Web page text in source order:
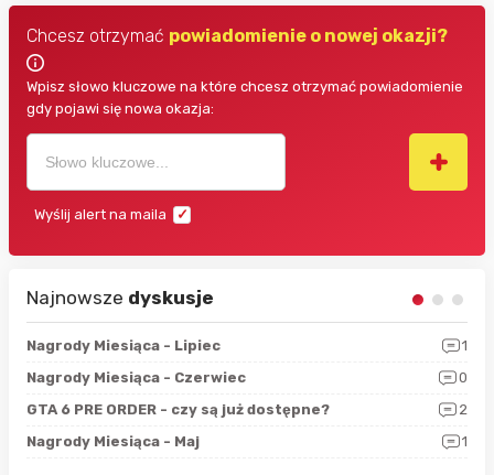
Chcesz otrzymać powiadomienie o nowej okazji?
Wpisz słowo kluczowe na które chcesz otrzymać powiadomienie
gdy pojawi się nowa okazja:
Wyślij alert na maila
Najnowsze dyskusje
Nagrody Miesiąca - Lipiec
1
Nagrody Miesiąca - Czerwiec
0
GTA 6 PRE ORDER - czy są już dostępne?
2
Nagrody Miesiąca - Maj
1